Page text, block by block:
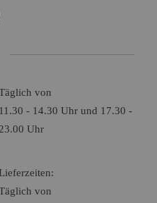
von
11.30 - 14.30 Uhr und 17.30 -
23.00 Uhr
von